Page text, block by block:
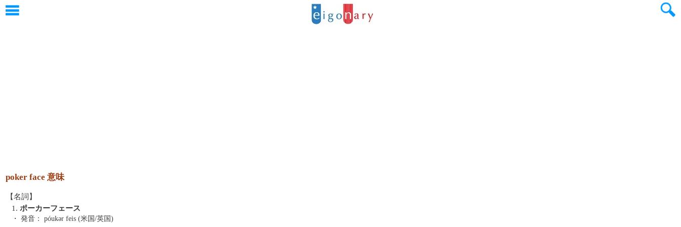
poker face 意味
【名詞】
1. ポーカーフェース
・ 発音： póukər feis (米国/英国)